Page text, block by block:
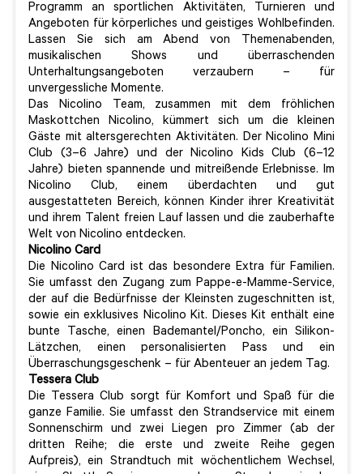
Programm an sportlichen Aktivitäten, Turnieren und
Angeboten für körperliches und geistiges Wohlbefinden.
Lassen Sie sich am Abend von Themenabenden,
musikalischen Shows und überraschenden
Unterhaltungsangeboten verzaubern – für
unvergessliche Momente.
Das Nicolino Team, zusammen mit dem fröhlichen
Maskottchen Nicolino, kümmert sich um die kleinen
Gäste mit altersgerechten Aktivitäten. Der Nicolino Mini
Club (3–6 Jahre) und der Nicolino Kids Club (6–12
Jahre) bieten spannende und mitreißende Erlebnisse. Im
Nicolino Club, einem überdachten und gut
ausgestatteten Bereich, können Kinder ihrer Kreativität
und ihrem Talent freien Lauf lassen und die zauberhafte
Welt von Nicolino entdecken.
Nicolino Card
Die Nicolino Card ist das besondere Extra für Familien.
Sie umfasst den Zugang zum Pappe-e-Mamme-Service,
der auf die Bedürfnisse der Kleinsten zugeschnitten ist,
sowie ein exklusives Nicolino Kit. Dieses Kit enthält eine
bunte Tasche, einen Bademantel/Poncho, ein Silikon-
Lätzchen, einen personalisierten Pass und ein
Überraschungsgeschenk – für Abenteuer an jedem Tag.
Tessera Club
Die Tessera Club sorgt für Komfort und Spaß für die
ganze Familie. Sie umfasst den Strandservice mit einem
Sonnenschirm und zwei Liegen pro Zimmer (ab der
dritten Reihe; die erste und zweite Reihe gegen
Aufpreis), ein Strandtuch mit wöchentlichem Wechsel,